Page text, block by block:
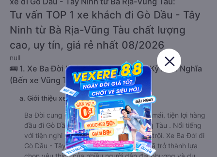
Tư vấn TOP 1 xe khách đi Gò Dầu - Tây
Ninh từ Bà Rịa-Vũng Tàu chất lượng
cao, uy tín, giá rẻ nhất 08/2026
null
🚌 1. Xe Ba Đời khởi hành tại 192 Nam Kỳ Khởi Nghĩa
(Bến xe Vũng Tàu)
a. Giới thiệu xe Ba Đời
Ba Đời cung cấp dịch vụ xe khách thoải mái, tiện lợi hàng
đầu đi Gò Dầu - Tây Ninh từ Bà Rịa-Vũng Tàu . Nổi tiếng
với tiện nghi sang trọng và dịch vụ vượt trội. Xe Ba Đời đi
Gò Dầu - Tây Ninh từ Bà Rịa-Vũng Tàu đã trở thành lựa